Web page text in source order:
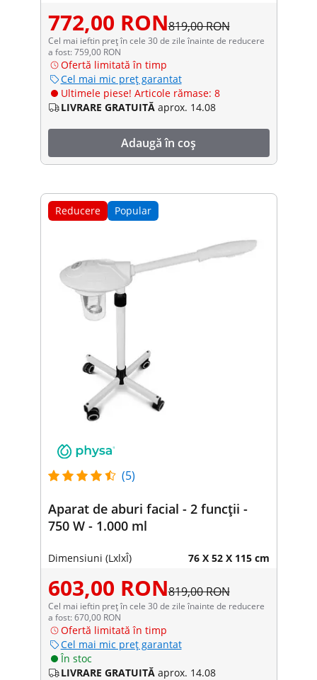
772,00 RON819,00 RON
Cel mai ieftin preț în cele 30 de zile înainte de reducere
a fost: 759,00 RON
Ofertă limitată în timp
Cel mai mic preț garantat
Ultimele piese! Articole rămase: 8
LIVRARE GRATUITĂ aprox. 14.08
Adaugă în coș
Reducere Popular
(5)
Aparat de aburi facial - 2 funcții -
750 W - 1.000 ml
Dimensiuni (LxlxÎ) 76 X 52 X 115 cm
603,00 RON819,00 RON
Cel mai ieftin preț în cele 30 de zile înainte de reducere
a fost: 670,00 RON
Ofertă limitată în timp
Cel mai mic preț garantat
În stoc
LIVRARE GRATUITĂ aprox. 14.08